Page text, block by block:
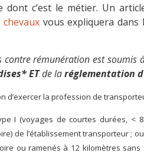
dont c’est le métier. Un
vous expliquera dans
contre rémunération est soumis
ETde laréglementation
d’exercer la profession de
I (voyages de courtes durées,
de l’établissement transporteur ;
ou ramenés à 12 kilomètres